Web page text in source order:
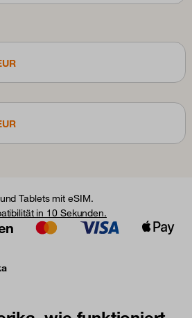
Tablets mit eSIM.
in 10 Sekunden.